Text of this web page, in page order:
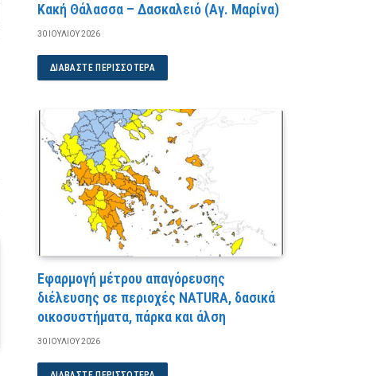
Κακή Θάλασσα – Δασκαλειό (Αγ. Μαρίνα)
30 ΙΟΥΛΊΟΥ 2026
ΔΙΑΒΆΣΤΕ ΠΕΡΙΣΣΌΤΕΡΑ
Εφαρμογή μέτρου απαγόρευσης
διέλευσης σε περιοχές NATURA, δασικά
οικοσυστήματα, πάρκα και άλση
30 ΙΟΥΛΊΟΥ 2026